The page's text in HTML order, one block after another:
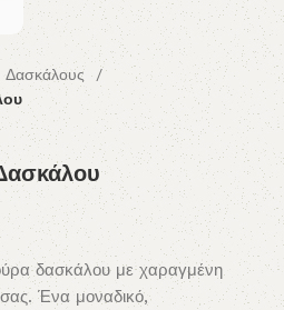
Δασκάλους
δασκάλου με χαραγμένη
Ένα μοναδικό,